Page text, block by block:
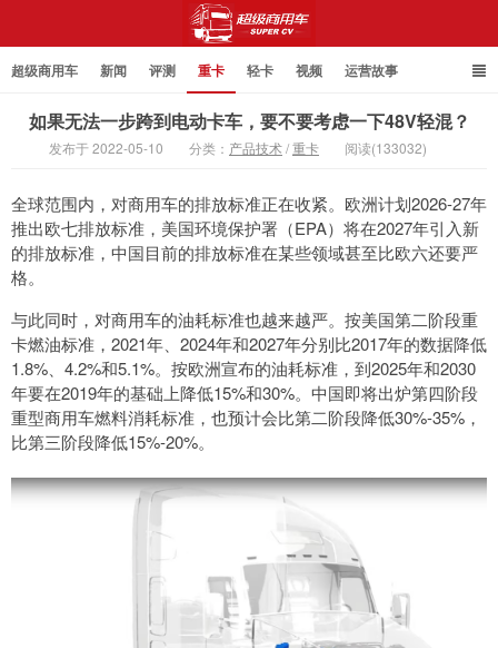
超级商用车 新闻 评测 重卡 轻卡 视频 运营故事
如果无法一步跨到电动卡车，要不要考虑一下48V轻混？
发布于 2022-05-10 分类： 产品技术/重卡 阅读(133032)
全球范围内，对商用车的排放标准正在收紧。欧洲计划2026-27年
推出欧七排放标准，美国环境保护署（EPA）将在2027年引入新
的排放标准，中国目前的排放标准在某些领域甚至比欧六还要严
格。
与此同时，对商用车的油耗标准也越来越严。按美国第二阶段重
卡燃油标准，2021年、2024年和2027年分别比2017年的数据降低
1.8%、4.2%和5.1%。按欧洲宣布的油耗标准，到2025年和2030
年要在2019年的基础上降低15%和30%。中国即将出炉第四阶段
重型商用车燃料消耗标准，也预计会比第二阶段降低30%-35%，
比第三阶段降低15%-20%。